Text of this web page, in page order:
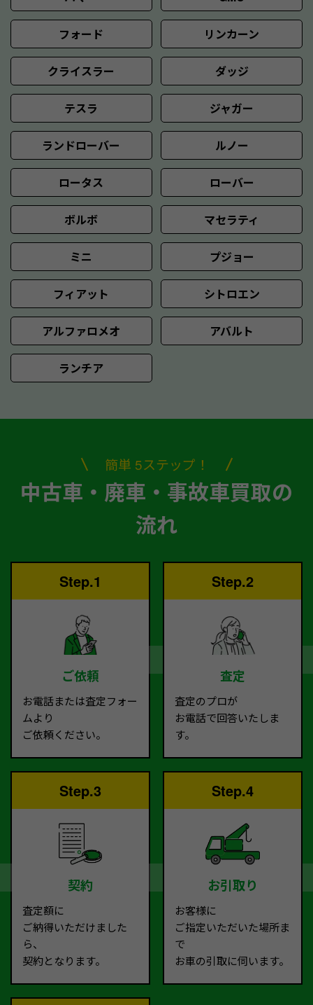
フォード リンカーン
クライスラー ダッジ
テスラ ジャガー
ランドローバー ルノー
ロータス ローバー
ボルボ マセラティ
ミニ プジョー
フィアット シトロエン
アルファロメオ アバルト
ランチア
簡単 5ステップ！
中古車・廃車・事故車買取の
流れ
Step.1
ご依頼
お電話または査定フォー
ムより
ご依頼ください。
Step.2
査定
査定のプロが
お電話で回答いたしま
す。
Step.3
契約
査定額に
ご納得いただけました
ら、
契約となります。
Step.4
お引取り
お客様に
ご指定いただいた場所ま
で
お車の引取に伺います。